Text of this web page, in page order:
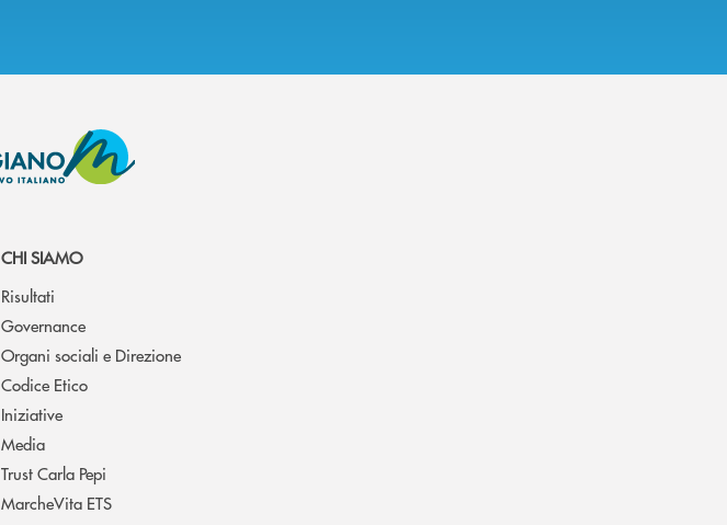
CHI SIAMO
Risultati
Governance
Organi sociali e Direzione
Codice Etico
Iniziative
Media
Trust Carla Pepi
MarcheVita ETS